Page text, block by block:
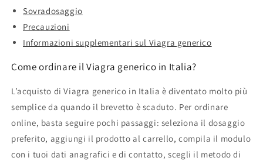
Sovradosaggio
Precauzioni
Informazioni supplementari sul Viagra generico
Come ordinare il Viagra generico in Italia?
L’acquisto di Viagra generico in Italia è diventato molto più
semplice da quando il brevetto è scaduto. Per ordinare
online, basta seguire pochi passaggi: seleziona il dosaggio
preferito, aggiungi il prodotto al carrello, compila il modulo
con i tuoi dati anagrafici e di contatto, scegli il metodo di